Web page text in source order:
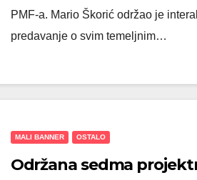
PMF-a. Mario Škorić održao je
predavanje o svim temeljnim…
MALI BANNER OSTALO
Održana sedma